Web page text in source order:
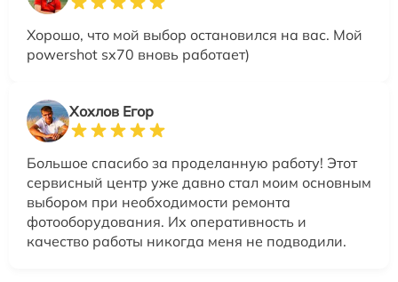
Хорошо, что мой выбор остановился на вас. Мой
powershot sx70 вновь работает)
Хохлов Егор
Большое спасибо за проделанную работу! Этот
сервисный центр уже давно стал моим основным
выбором при необходимости ремонта
фотооборудования. Их оперативность и
качество работы никогда меня не подводили.